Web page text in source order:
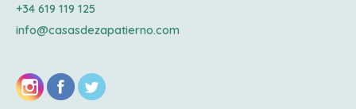
+34 619 119 125
info@casasdezapatierno.com